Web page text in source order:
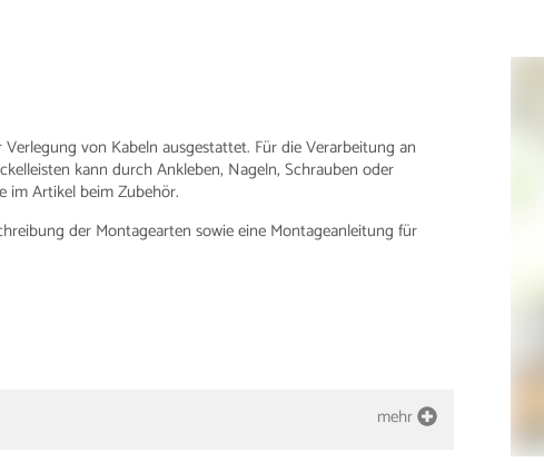
von Kabeln ausgestattet. Für die Verarbeitung an
kann durch Ankleben, Nageln, Schrauben oder
im Artikel beim Zubehör.
der Montagearten sowie eine Montageanleitung für
mehr